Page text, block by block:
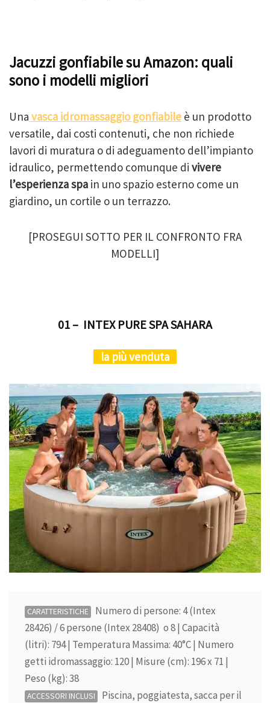
Jacuzzi gonfiabile su Amazon: quali
sono i modelli migliori
Una vasca idromassaggio gonfiabile è un prodotto
versatile, dai costi contenuti, che non richiede
lavori di muratura o di adeguamento dell’impianto
idraulico, permettendo comunque di vivere
l’esperienza spa in uno spazio esterno come un
giardino, un cortile o un terrazzo.
[PROSEGUI SOTTO PER IL CONFRONTO FRA
MODELLI]
01 – INTEX PURE SPA SAHARA
la più venduta
CARATTERISTICHE
Numero di persone: 4 (Intex
28426) / 6 persone (Intex 28408) o 8 | Capacità
(litri): 794 | Temperatura Massima: 40°C | Numero
getti idromassaggio: 120 | Misure (cm): 196 x 71 |
Peso (kg): 38
ACCESSORI INCLUSI
Piscina, poggiatesta, sacca per il